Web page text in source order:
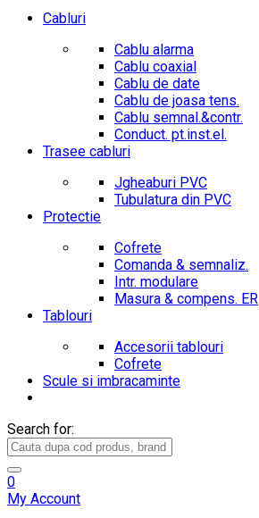
Cabluri
Cablu alarma
Cablu coaxial
Cablu de date
Cablu de joasa tens.
Cablu semnal.&contr.
Conduct. pt.inst.el.
Trasee cabluri
Jgheaburi PVC
Tubulatura din PVC
Protectie
Cofrete
Comanda & semnaliz.
Intr. modulare
Masura & compens. ER
Tablouri
Accesorii tablouri
Cofrete
Scule si imbracaminte
Search for:
0
My Account